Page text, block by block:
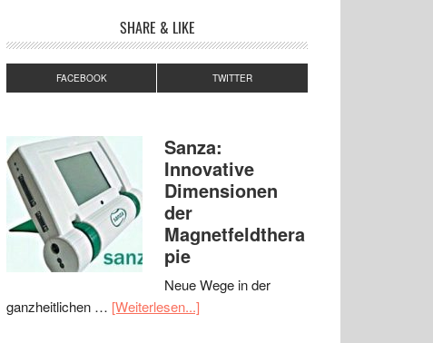
SHARE & LIKE
FACEBOOK TWITTER
Sanza:
Innovative
Dimensionen
der
Magnetfeldthera
pie
Neue Wege in der
ganzheitlichen … [Weiterlesen...]